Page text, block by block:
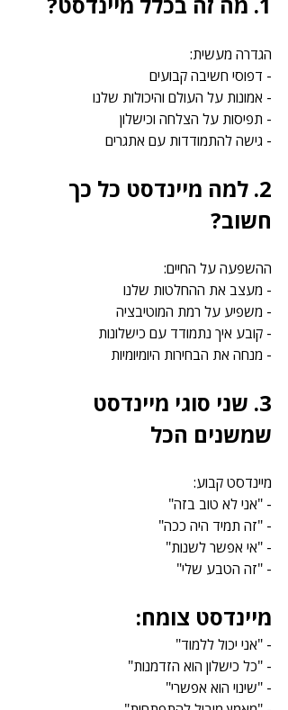
הגדרה מעשית:
- דפוסי חשיבה קבועים
- אמונות על העולם והיכולות שלנו
- תפיסות על הצלחה וכישלון
- גישה להתמודדות עם אתגרים
2. למה מיינדסט כל כך
חשוב?
ההשפעה על החיים:
- מעצב את ההחלטות שלנו
- משפיע על רמת המוטיבציה
- קובע איך נתמודד עם כישלונות
- מנחה את הבחירות היומיומיות
3. שני סוגי מיינדסט
שמשנים הכל
מיינדסט קבוע:
- "אני לא טוב בזה"
- "זה תמיד היה ככה"
- "אי אפשר לשנות"
- "זה הטבע שלי"
מיינדסט צומח:
- "אני יכול ללמוד"
- "כל כישלון הוא הזדמנות"
- "שינוי הוא אפשרי"